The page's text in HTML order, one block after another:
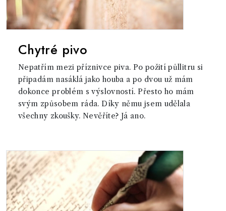
Chytré pivo
Nepatřím mezi příznivce piva. Po požití půllitru si
připadám nasáklá jako houba a po dvou už mám
dokonce problém s výslovností. Přesto ho mám
svým způsobem ráda. Díky němu jsem udělala
všechny zkoušky. Nevěříte? Já ano.